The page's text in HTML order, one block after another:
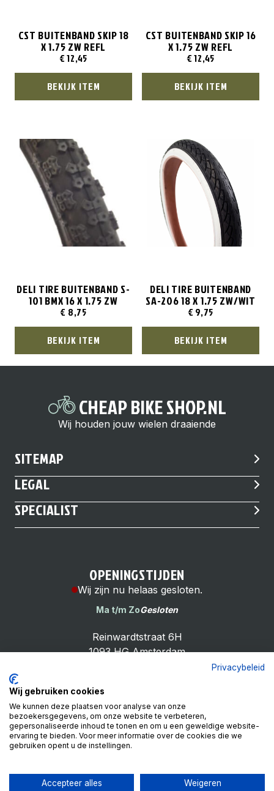
CST BUITENBAND SKIP 18
X 1.75 ZW REFL
€12,45
BEKIJK ITEM
CST BUITENBAND SKIP 16
X 1.75 ZW REFL
€12,45
BEKIJK ITEM
DELI TIRE BUITENBAND S-
101 BMX 16 X 1.75 ZW
€ 8,75
BEKIJK ITEM
DELI TIRE BUITENBAND
SA-206 18 X 1.75 ZW/WIT
€ 9,75
BEKIJK ITEM
CHEAP BIKE SHOP.NL
Wij houden jouw wielen draaiende
SITEMAP
LEGAL
SPECIALIST
Cheap Bike Shop
4.9
Based on 99 reviews
Review ons op
OPENINGSTIJDEN
Wij zijn nu helaas gesloten.
Ma t/m ZoGesloten
Reinwardtstraat 6H
1093 HG Amsterdam
Privacybeleid
Wij gebruiken cookies
We kunnen deze plaatsen voor analyse van onze
bezoekersgegevens, om onze website te verbeteren,
gepersonaliseerde inhoud te tonen en om u een geweldige website-
ervaring te bieden. Voor meer informatie over de cookies die we
gebruiken opent u de instellingen.
Accepteer alles Weigeren